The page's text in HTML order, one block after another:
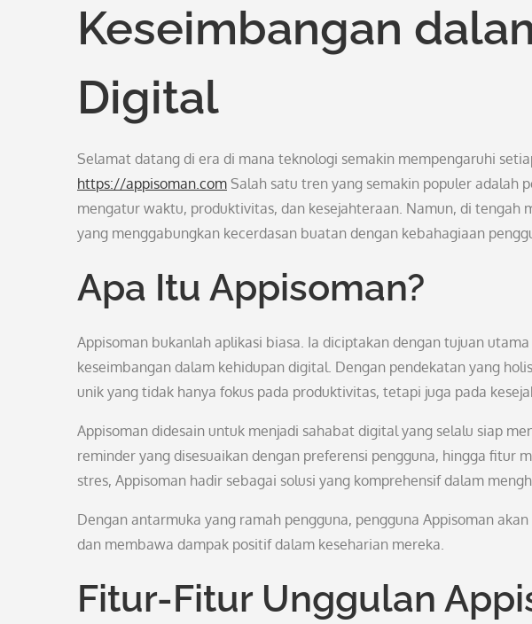
Keseimbangan
Digital
Selamat datang di era di mana teknologi semakin mempengaruhi
https://appisoman.com Salah satu tren yang semakin populer adalah
mengatur waktu, produktivitas, dan kesejahteraan. Namun, di tengah
yang menggabungkan kecerdasan buatan dengan kebahagiaan
Apa Itu Appisoman?
Appisoman bukanlah aplikasi biasa. Ia diciptakan dengan tujuan
keseimbangan dalam kehidupan digital. Dengan pendekatan yang
unik yang tidak hanya fokus pada produktivitas, tetapi juga pada
Appisoman didesain untuk menjadi sahabat digital yang selalu siap
reminder yang disesuaikan dengan preferensi pengguna, hingga fitur
stres, Appisoman hadir sebagai solusi yang komprehensif dalam
Dengan antarmuka yang ramah pengguna, pengguna Appisoman
dan membawa dampak positif dalam keseharian mereka.
Fitur-Fitur Unggulan